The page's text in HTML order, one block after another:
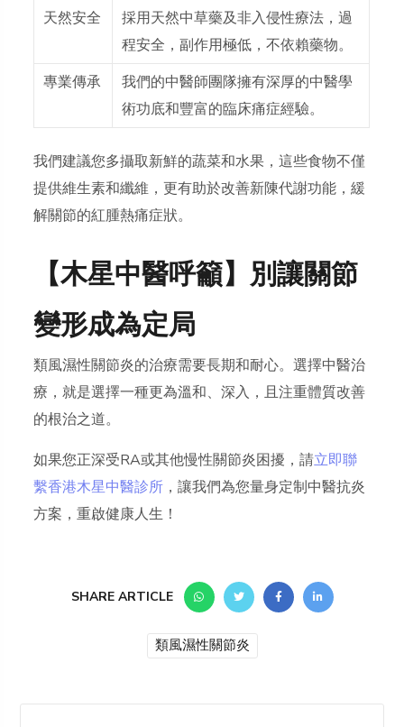
天然安全
採用天然中草藥及非入侵性療法，過
程安全，副作用極低，不依賴藥物。
專業傳承
我們的中醫師團隊擁有深厚的中醫學
術功底和豐富的臨床痛症經驗。
我們建議您多攝取新鮮的蔬菜和水果，這些食物不僅
提供維生素和纖維，更有助於改善新陳代謝功能，緩
解關節的紅腫熱痛症狀。
【木星中醫呼籲】別讓關節
變形成為定局
類風濕性關節炎的治療需要長期和耐心。選擇中醫治
療，就是選擇一種更為溫和、深入，且注重體質改善
的根治之道。
如果您正深受RA或其他慢性關節炎困擾，請立即聯
繫香港木星中醫診所 ，讓我們為您量身定制中醫抗炎
方案，重啟健康人生！
SHARE ARTICLE
類風濕性關節炎